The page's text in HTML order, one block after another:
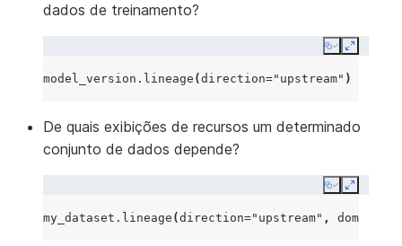
dados de treinamento?
CopyExpand
model_version . lineage (direction="upstream" )
De quais exibições de recursos um determinado
conjunto de dados depende?
CopyExpand
my_dataset . lineage (direction="upstream" ,